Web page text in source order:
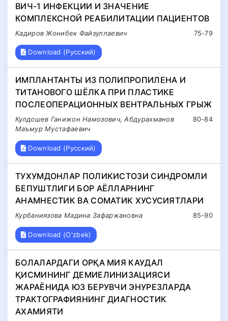
ВИЧ-1 ИНФЕКЦИИ И ЗНАЧЕНИЕ
КОМПЛЕКСНОЙ РЕАБИЛИТАЦИИ ПАЦИЕНТОВ
75-79
Кадиров Жонибек Файзуллаевич
Download (Русский)
ИМПЛАНТАНТЫ ИЗ ПОЛИПРОПИЛЕНА И
ТИТАНОВОГО ШЁЛКА ПРИ ПЛАСТИКЕ
ПОСЛЕОПЕРАЦИОННЫХ ВЕНТРАЛЬНЫХ ГРЫЖ
80-84
Кулдошев Ганижон Намозович, Абдурахманов
Маъмур Мустафаевич
Download (Русский)
ТУХУМДОНЛАР ПОЛИКИСТОЗИ СИНДРОМЛИ
БЕПУШТЛИГИ БОР АЁЛЛАРНИНГ
АНАМНЕСТИК ВА СОМАТИК ХУСУСИЯТЛАРИ
85-90
Курбаниязова Мадина Зафаржановна
Download (O'zbek)
БОЛАЛАРДАГИ ОРҚА МИЯ КАУДАЛ
ҚИСМИНИНГ ДЕМИЕЛИНИЗАЦИЯСИ
ЖАРАЁНИДА ЮЗ БЕРУВЧИ ЭНУРЕЗЛАРДА
ТРАКТОГРАФИЯНИНГ ДИАГНОСТИК
АХАМИЯТИ